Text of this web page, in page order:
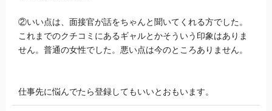
②いい点は、面接官が話をちゃんと聞いてくれる方でした。
これまでのクチコミにあるギャルとかそういう印象はありま
せん。普通の女性でした。悪い点は今のところありません。
仕事先に悩んでたら登録してもいいとおもいます。